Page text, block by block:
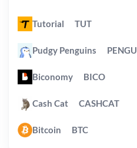
Tutorial TUT
Pudgy Penguins PENGU
Biconomy BICO
Cash Cat CASHCAT
Bitcoin BTC